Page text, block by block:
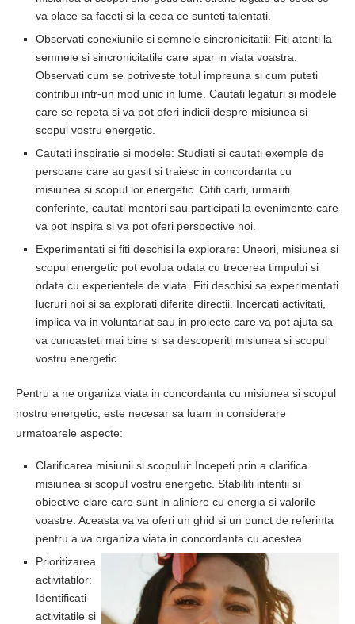
va place sa faceti si la ceea ce sunteti talentati.
Observati conexiunile si semnele sincronicitatii: Fiti atenti la
semnele si sincronicitatile care apar in viata voastra.
Observati cum se potriveste totul impreuna si cum puteti
contribui intr-un mod unic in lume. Cautati legaturi si modele
care se repeta si va pot oferi indicii despre misiunea si
scopul vostru energetic.
Cautati inspiratie si modele: Studiati si cautati exemple de
persoane care au gasit si traiesc in concordanta cu
misiunea si scopul lor energetic. Cititi carti, urmariti
conferinte, cautati mentori sau participati la evenimente care
va pot inspira si va pot oferi perspective noi.
Experimentati si fiti deschisi la explorare: Uneori, misiunea si
scopul energetic pot evolua odata cu trecerea timpului si
odata cu experientele de viata. Fiti deschisi sa experimentati
lucruri noi si sa explorati diferite directii. Incercati activitati,
implica-va in voluntariat sau in proiecte care va pot ajuta sa
va cunoasteti mai bine si sa descoperiti misiunea si scopul
vostru energetic.
Pentru a ne organiza viata in concordanta cu misiunea si scopul
nostru energetic, este necesar sa luam in considerare
urmatoarele aspecte:
Clarificarea misiunii si scopului: Incepeti prin a clarifica
misiunea si scopul vostru energetic. Stabiliti intentii si
obiective clare care sunt in aliniere cu energia si valorile
voastre. Aceasta va va oferi un ghid si un punct de referinta
pentru a va organiza viata in concordanta cu acestea.
Prioritizarea
activitatilor:
Identificati
activitatile si